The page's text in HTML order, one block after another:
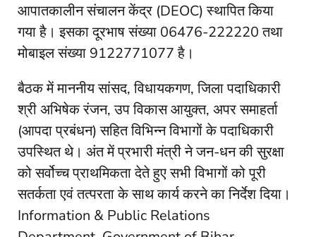
आपातकालीन संचालन केंद्र (DEOC) स्थापित किया
गया है। इसका दूरभाष संख्या 06476-222220 तथा
मोबाइल संख्या 9122771077 है।
बैठक में माननीय सांसद, विधायकगण, जिला पदाधिकारी
श्री अभिषेक रंजन, उप विकास आयुक्त, अपर समाहर्ता
(आपदा प्रबंधन) सहित विभिन्न विभागों के पदाधिकारी
उपस्थित थे। अंत में प्रभारी मंत्री ने जन-धन की सुरक्षा
को सर्वोच्च प्राथमिकता देते हुए सभी विभागों को पूरी
सतर्कता एवं तत्परता के साथ कार्य करने का निर्देश दिया।
Information & Public Relations